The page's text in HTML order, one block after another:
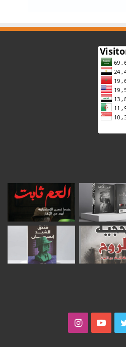
تويتر يوتيوبانستقرام